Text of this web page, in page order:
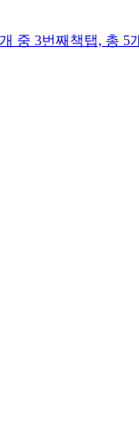
중 3번째 책탭, 총 5